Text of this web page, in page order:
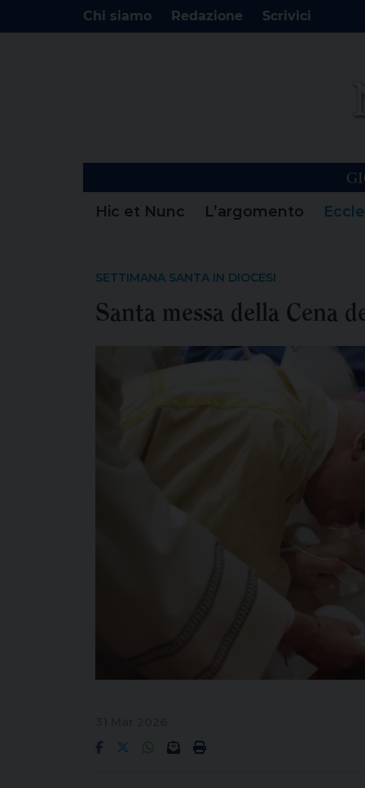
Chi siamo Redazione Scrivici
Hic et Nunc L’argomento
SETTIMANA SANTA IN DIOCESI
Santa messa della Cena